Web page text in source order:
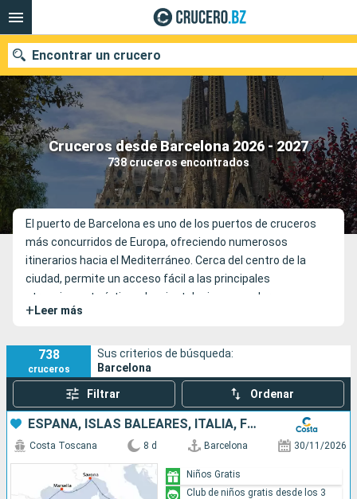
Cruceros desde Barcelona 2026 - 2027
738 cruceros encontrados
Encontrar un crucero
Nuestros destinos
Fecha de salida
Puertos Compañías
Buscar
El puerto de Barcelona es uno de los puertos de cruceros
más concurridos de Europa, ofreciendo numerosos
itinerarios hacia el Mediterráneo. Cerca del centro de la
ciudad, permite un acceso fácil a las principales
atracciones turísticas. Las instalaciones modernas
aseguran la comodidad de los pasajeros.
+ Leer más
738
cruceros
Sus criterios de búsqueda:
Barcelona
Filtrar Ordenar
ESPAÑA, ISLAS BALEARES, ITALIA, FRANCIA
Costa Toscana 8 d Barcelona 30/11/2026
Niños Gratis
Club de niños gratis desde los 3